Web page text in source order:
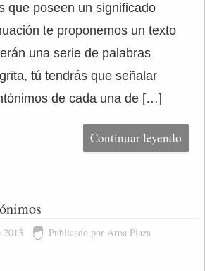
que poseen un significado
te proponemos un texto
una serie de palabras
tú tendrás que señalar
de cada una de […]
Continuar leyendo
2013 Publicado por Aroa Plaza